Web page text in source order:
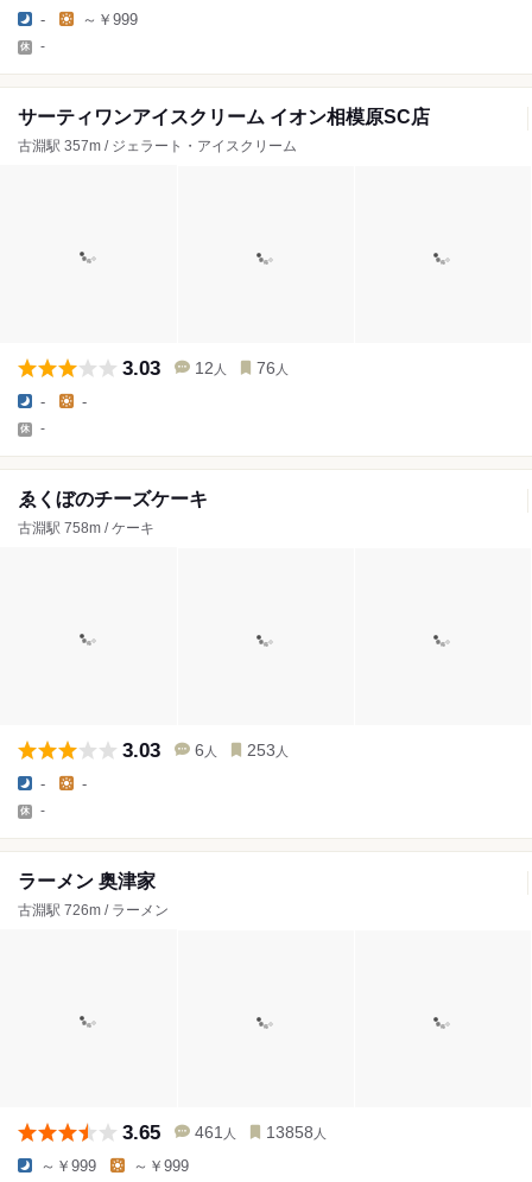
- ～￥999
-
サーティワンアイスクリーム イオン相模原SC店
古淵駅 357m / ジェラート・アイスクリーム
3.03 12 人 76 人
- -
-
ゑくぼのチーズケーキ
古淵駅 758m / ケーキ
3.03 6 人 253 人
- -
-
ラーメン 奥津家
古淵駅 726m / ラーメン
3.65 461 人 13858 人
～￥999 ～￥999